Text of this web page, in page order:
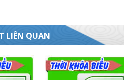
LIÊN QUAN